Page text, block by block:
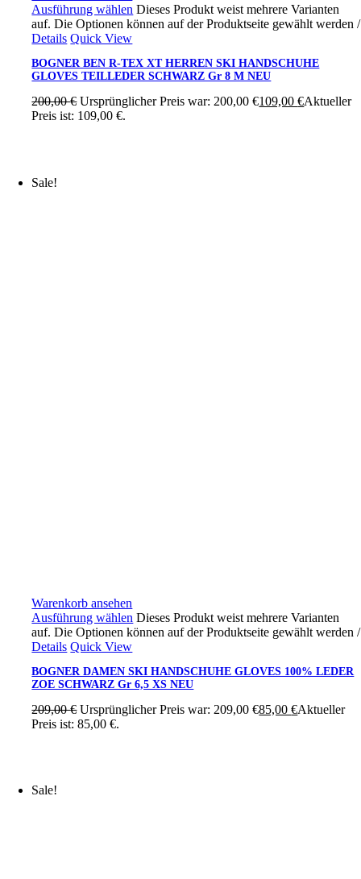
Ausführung wählen Dieses Produkt weist mehrere Varianten
auf. Die Optionen können auf der Produktseite gewählt werden/
Details Quick View
BOGNER BEN R-TEX XT HERREN SKI HANDSCHUHE
GLOVES TEILLEDER SCHWARZ Gr 8 M NEU
200,00€ Ursprünglicher Preis war: 200,00 €109,00€Aktueller
Preis ist: 109,00 €.
Sale!
Warenkorb ansehen
Ausführung wählen Dieses Produkt weist mehrere Varianten
auf. Die Optionen können auf der Produktseite gewählt werden/
Details Quick View
BOGNER DAMEN SKI HANDSCHUHE GLOVES 100% LEDER
ZOE SCHWARZ Gr 6,5 XS NEU
209,00€ Ursprünglicher Preis war: 209,00 €85,00€Aktueller
Preis ist: 85,00 €.
Sale!